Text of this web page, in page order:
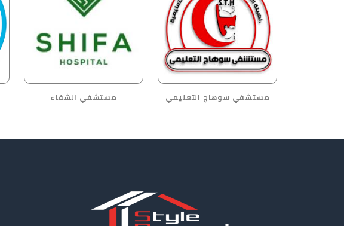
مستشفي سوهاج التعليمي مستشفي الشفاء